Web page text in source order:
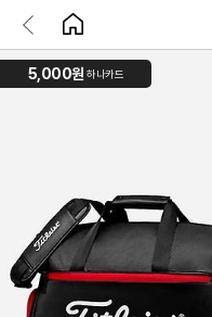
5,000원 하나카드